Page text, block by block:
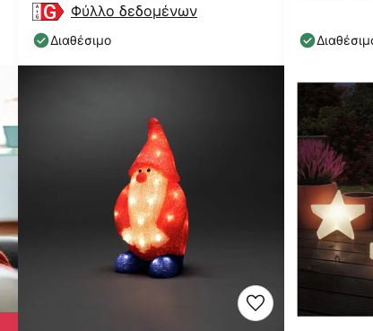
Φύλλο δεδομένων
Διαθέσιμο